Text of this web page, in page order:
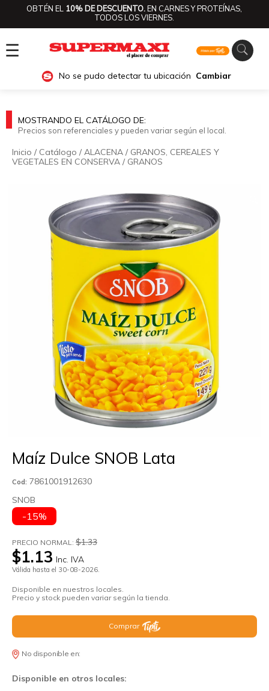
OBTÉN EL 10% DE DESCUENTO.EN CARNES Y PROTEÍNAS,
TODOS LOS VIERNES.
☰
No se pudo detectar tu ubicación Cambiar
MOSTRANDO EL CATÁLOGO DE:
Precios son referenciales y pueden variar según el local.
Inicio / Catálogo /ALACENA / GRANOS, CEREALES Y
VEGETALES EN CONSERVA / GRANOS
Maíz Dulce SNOB Lata
Cod: 7861001912630
SNOB
-15%
PRECIO NORMAL: $1.33
$1.13 Inc. IVA
Válida hasta el 30-08-2026.
Disponible en nuestros locales.
Precio y stock pueden variar según la tienda.
Comprar
No disponible en:
Disponible en otros locales: